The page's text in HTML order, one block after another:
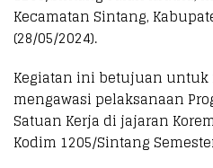
Kecamatan Sintang,
(28/05/2024).
Kegiatan ini betujuan
mengawasi pelaksanaan
Satuan Kerja di jajaran
Kodim 1205/Sintang